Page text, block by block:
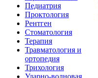
Педиатрия
Проктология
Рентген
Стоматология
Терапия
Травматология и
ортопедия
Трихология
Ударно-волновая